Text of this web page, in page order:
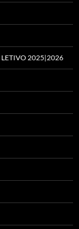
LETIVO 2025|2026